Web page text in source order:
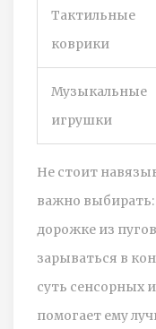
Тактильные
коврики
Музыкальные
игрушки
Не стоит
важно
дорожке из
зарываться в
суть сенсорных
помогает ему